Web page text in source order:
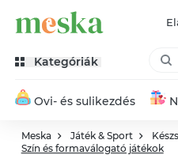
Kategóriák
Ovi- és sulikezdés
Meska Játék & Sport
Szín és formaválogató játékok